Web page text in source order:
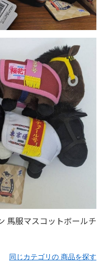
同じカテゴリの 商品を探す